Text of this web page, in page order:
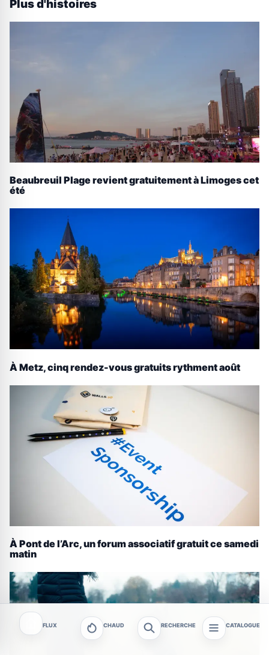
Plus d'histoires
Beaubreuil Plage revient gratuitement à Limoges cet
été
À Metz, cinq rendez-vous gratuits rythment août
À Pont de l’Arc, un forum associatif gratuit ce samedi
matin
FLUX CHAUD RECHERCHE CATALOGUE